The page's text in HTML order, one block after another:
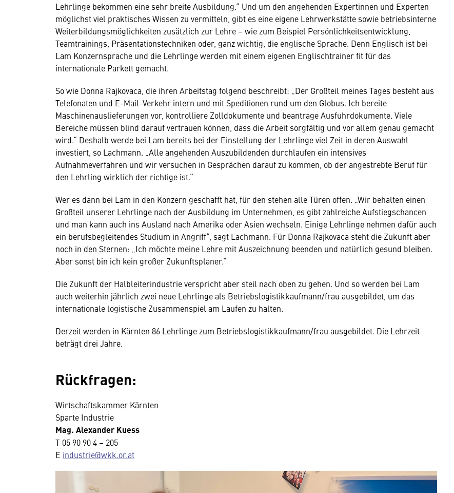
Lehrlinge bekommen eine sehr breite Ausbildung.“ Und um den angehenden Expertinnen und Experten
möglichst viel praktisches Wissen zu vermitteln, gibt es eine eigene Lehrwerkstätte sowie betriebsinterne
Weiterbildungsmöglichkeiten zusätzlich zur Lehre – wie zum Beispiel Persönlichkeitsentwicklung,
Teamtrainings, Präsentationstechniken oder, ganz wichtig, die englische Sprache. Denn Englisch ist bei
Lam Konzernsprache und die Lehrlinge werden mit einem eigenen Englischtrainer fit für das
internationale Parkett gemacht.
So wie Donna Rajkovaca, die ihren Arbeitstag folgend beschreibt: „Der Großteil meines Tages besteht aus
Telefonaten und E-Mail-Verkehr intern und mit Speditionen rund um den Globus. Ich bereite
Maschinenauslieferungen vor, kontrolliere Zolldokumente und beantrage Ausfuhrdokumente. Viele
Bereiche müssen blind darauf vertrauen können, dass die Arbeit sorgfältig und vor allem genau gemacht
wird.“ Deshalb werde bei Lam bereits bei der Einstellung der Lehrlinge viel Zeit in deren Auswahl
investiert, so Lachmann. „Alle angehenden Auszubildenden durchlaufen ein intensives
Aufnahmeverfahren und wir versuchen in Gesprächen darauf zu kommen, ob der angestrebte Beruf für
den Lehrling wirklich der richtige ist.“
Wer es dann bei Lam in den Konzern geschafft hat, für den stehen alle Türen offen. „Wir behalten einen
Großteil unserer Lehrlinge nach der Ausbildung im Unternehmen, es gibt zahlreiche Aufstiegschancen
und man kann auch ins Ausland nach Amerika oder Asien wechseln. Einige Lehrlinge nehmen dafür auch
ein berufsbegleitendes Studium in Angriff“, sagt Lachmann. Für Donna Rajkovaca steht die Zukunft aber
noch in den Sternen: „Ich möchte meine Lehre mit Auszeichnung beenden und natürlich gesund bleiben.
Aber sonst bin ich kein großer Zukunftsplaner.“
Die Zukunft der Halbleiterindustrie verspricht aber steil nach oben zu gehen. Und so werden bei Lam
auch weiterhin jährlich zwei neue Lehrlinge als Betriebslogistikkaufmann/frau ausgebildet, um das
internationale logistische Zusammenspiel am Laufen zu halten.
Derzeit werden in Kärnten 86 Lehrlinge zum Betriebslogistikkaufmann/frau ausgebildet. Die Lehrzeit
beträgt drei Jahre.
Rückfragen:
Wirtschaftskammer Kärnten
Sparte Industrie
Mag. Alexander Kuess
T 05 90 90 4 – 205
E industrie@wkk.or.at